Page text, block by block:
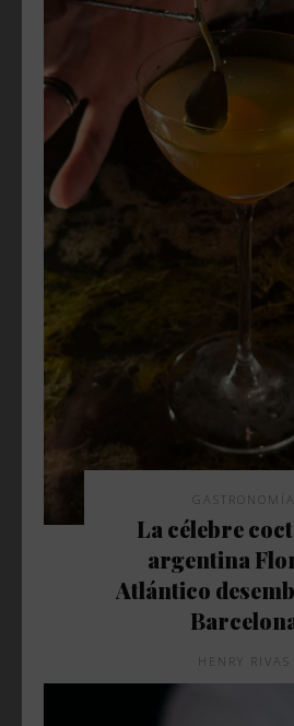
GASTRONOMÍA
La célebre
argentina
Atlántico
HENRY RIVAS